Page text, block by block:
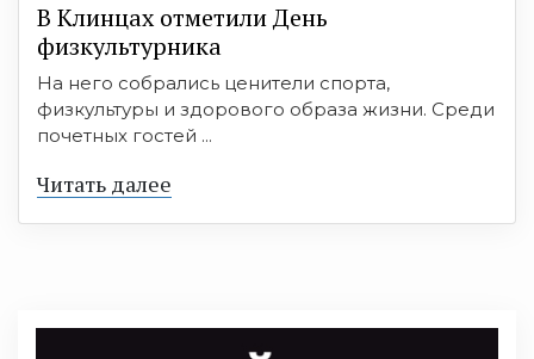
В Клинцах отметили День
физкультурника
На него собрались ценители спорта,
физкультуры и здорового образа жизни. Среди
почетных гостей ...
Читать далее